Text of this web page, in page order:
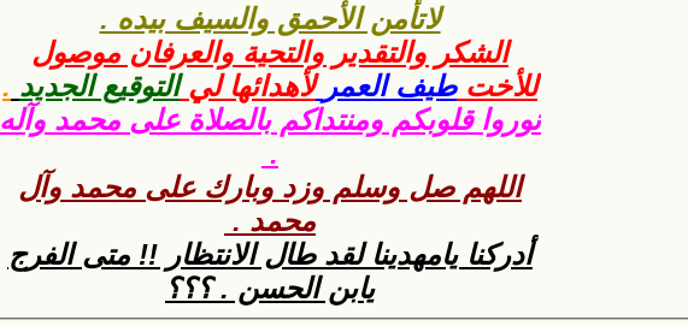
لاتأمن الأحمق والسيف بيده .
الشكر والتقدير والتحية والعرفان موصول
للأختطيف العمر لأهدائها ليالتوقيع الجديد .
نوروا قلوبكم ومنتداكم بالصلاة على محمد وآله
.
اللهم صل وسلم وزد وبارك على محمد وآل
محمد .
أدركنا يامهدينا لقد طال الانتظار !! متى الفرج
يابن الحسن . ؟؟؟